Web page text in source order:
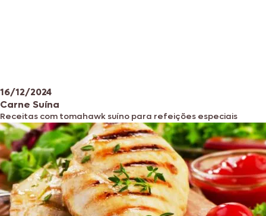
16/12/2024
Carne Suína
Receitas com tomahawk suíno para refeições especiais